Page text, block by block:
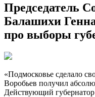
Председатель
Балашихи
про выборы
«Подмосковье сделало
Воробьев получил
Действующий